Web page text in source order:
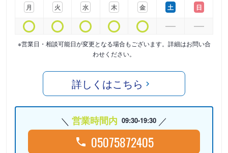
月
火
水
木
金
土
日
※営業日・相談可能日が変更となる場合もございます。詳細はお問い合
わせください。
詳しくはこちら
営業時間内 09:30-19:30
05075872405